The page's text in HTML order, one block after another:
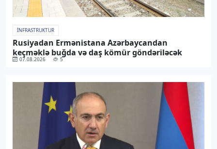
İNFRASTRUKTUR
Rusiyadan Ermənistana Azərbaycandan
keçməklə buğda və daş kömür göndəriləcək
07.08.2026 5